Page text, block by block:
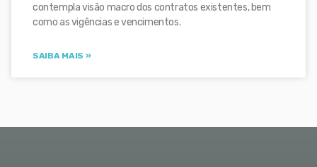
contempla visão macro dos contratos existentes, bem
como as vigências e vencimentos.
SAIBA MAIS »